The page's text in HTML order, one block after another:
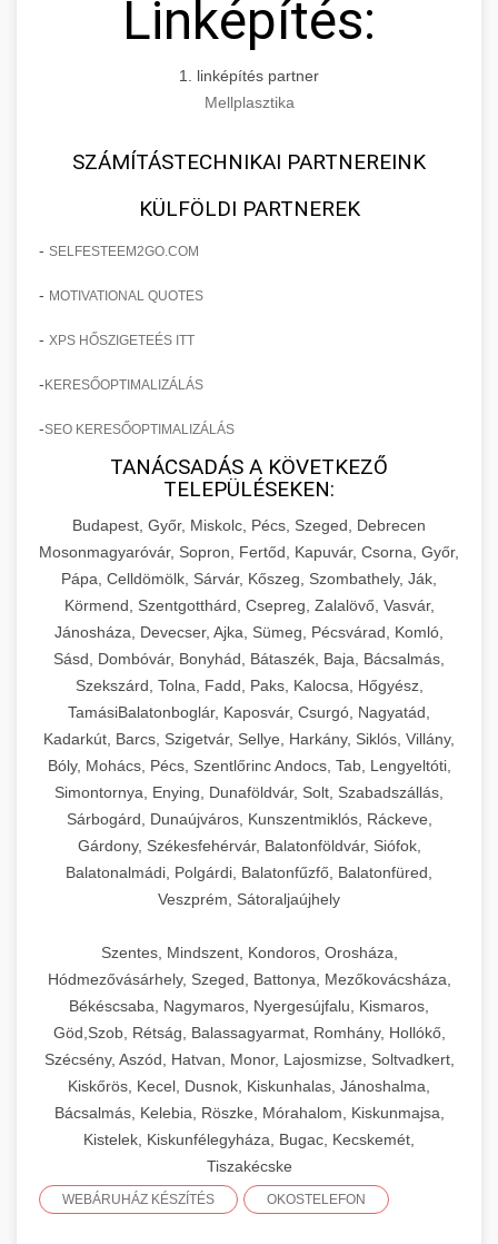
Linképítés:
1. linképítés partner
Mellplasztika
SZÁMÍTÁSTECHNIKAI PARTNEREINK
KÜLFÖLDI PARTNEREK
- SELFESTEEM2GO.COM
- MOTIVATIONAL QUOTES
- XPS HŐSZIGETEÉS ITT
- KERESŐOPTIMALIZÁLÁS
-SEO KERESŐOPTIMALIZÁLÁS
TANÁCSADÁS A KÖVETKEZŐ
TELEPÜLÉSEKEN:
Budapest, Győr, Miskolc, Pécs, Szeged, Debrecen
Mosonmagyaróvár, Sopron, Fertőd, Kapuvár, Csorna, Győr,
Pápa, Celldömölk, Sárvár, Kőszeg, Szombathely, Ják,
Körmend, Szentgotthárd, Csepreg, Zalalövő, Vasvár,
Jánosháza, Devecser, Ajka, Sümeg, Pécsvárad, Komló,
Sásd, Dombóvár, Bonyhád, Bátaszék, Baja, Bácsalmás,
Szekszárd, Tolna, Fadd, Paks, Kalocsa, Hőgyész,
TamásiBalatonboglár, Kaposvár, Csurgó, Nagyatád,
Kadarkút, Barcs, Szigetvár, Sellye, Harkány, Siklós, Villány,
Bóly, Mohács, Pécs, Szentlőrinc Andocs, Tab, Lengyeltóti,
Simontornya, Enying, Dunaföldvár, Solt, Szabadszállás,
Sárbogárd, Dunaújváros, Kunszentmiklós, Ráckeve,
Gárdony, Székesfehérvár, Balatonföldvár, Siófok,
Balatonalmádi, Polgárdi, Balatonfűzfő, Balatonfüred,
Veszprém, Sátoraljaújhely
Szentes, Mindszent, Kondoros, Orosháza,
Hódmezővásárhely, Szeged, Battonya, Mezőkovácsháza,
Békéscsaba, Nagymaros, Nyergesújfalu, Kismaros,
Göd,Szob, Rétság, Balassagyarmat, Romhány, Hollókő,
Szécsény, Aszód, Hatvan, Monor, Lajosmizse, Soltvadkert,
Kiskőrös, Kecel, Dusnok, Kiskunhalas, Jánoshalma,
Bácsalmás, Kelebia, Röszke, Mórahalom, Kiskunmajsa,
Kistelek, Kiskunfélegyháza, Bugac, Kecskemét,
Tiszakécske
WEBÁRUHÁZ KÉSZÍTÉS OKOSTELEFON